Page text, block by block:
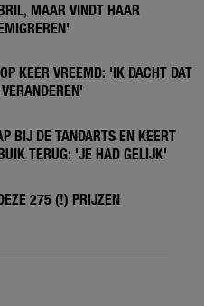
MAAR VINDT HAAR
KEER VREEMD: 'IK DACHT DAT
BIJ DE TANDARTS EN KEERT
TERUG: 'JE HAD GELIJK'
275 (!) PRIJZEN